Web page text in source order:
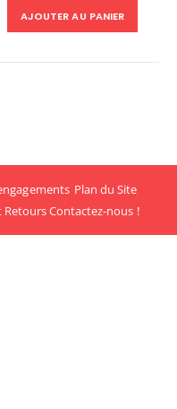
AJOUTER AU PANIER
Plan du Site
RetoursContactez-nous !